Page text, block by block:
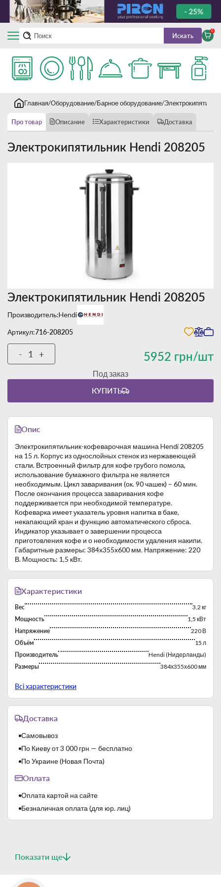
Искать
0
Главная Оборудование Барное оборудование
Про товар Описание Характеристики Доставка
Электрокипятильник Hendi 208205
Электрокипятильник Hendi 208205
Производитель:Hendi
Артикул:716-208205
5952 грн/шт
- +
Под заказ
КУПИТЬ
Опис
Электрокипятильник-кофеварочная машина Hendi 208205
на 15 л. Корпус из однослойных стенок из нержавеющей
стали. Встроенный фильтр для кофе грубого помола,
использование бумажного фильтра не является
необходимым. Цикл заваривания (ок. 90 чашек) – 60 мин.
После окончания процесса заваривания кофе
поддерживается при необходимой температуре.
Кофеварка имеет указатель уровня напитка в баке,
некапающий кран и функцию автоматического сброса.
Индикатор указывает о завершении процесса
приготовления кофе и о необходимости удаления накипи.
Габаритные размеры: 384x355x600 мм. Напряжение: 220
В. Мощность: 1,5 кВт.
Характеристики
Вес
3,2 кг
Мощность
1,5 кВт
Напряжение
220 В
Объём
15 л
Производитель
Hendi (Нидерланды)
Размеры
384х355х600 мм
Всі характеристики
Доставка
Самовывоз
По Киеву от 3 000 грн — бесплатно
По Украине (Новая Почта)
Оплата
Оплата картой на сайте
Безналичная оплата (для юр. лиц)
Показати ще